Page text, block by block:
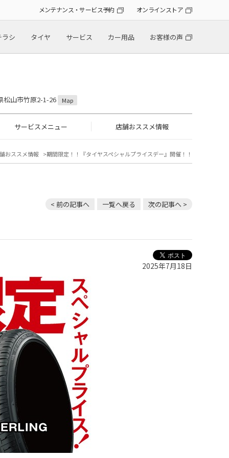
メンテナンス・サービス予約 オンラインストア
シ タイヤ サービス カー用品 お客様の声
山市竹原2-1-26 Map
サービスメニュー 店舗おススメ情報
おススメ情報 期間限定！！『タイヤスペシャルプライスデー』開催！！
< 前の記事へ 一覧へ戻る 次の記事へ >
2025年7月18日